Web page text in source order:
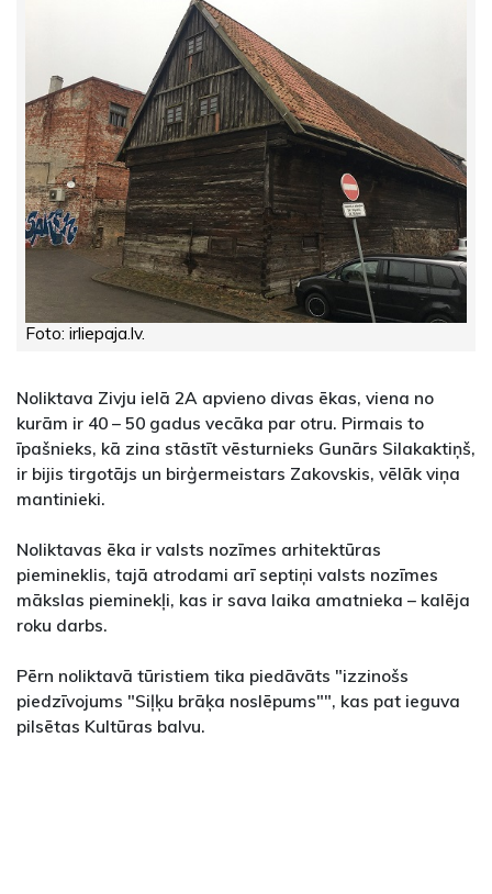
Foto: irliepaja.lv.
Noliktava Zivju ielā 2A apvieno divas ēkas, viena no
kurām ir 40 – 50 gadus vecāka par otru. Pirmais to
īpašnieks, kā zina stāstīt vēsturnieks Gunārs Silakaktiņš,
ir bijis tirgotājs un birģermeistars Zakovskis, vēlāk viņa
mantinieki.
Noliktavas ēka ir valsts nozīmes arhitektūras
piemineklis, tajā atrodami arī septiņi valsts nozīmes
mākslas pieminekļi, kas ir sava laika amatnieka – kalēja
roku darbs.
Pērn noliktavā tūristiem tika piedāvāts "izzinošs
piedzīvojums "Siļķu brāķa noslēpums"", kas pat ieguva
pilsētas Kultūras balvu.